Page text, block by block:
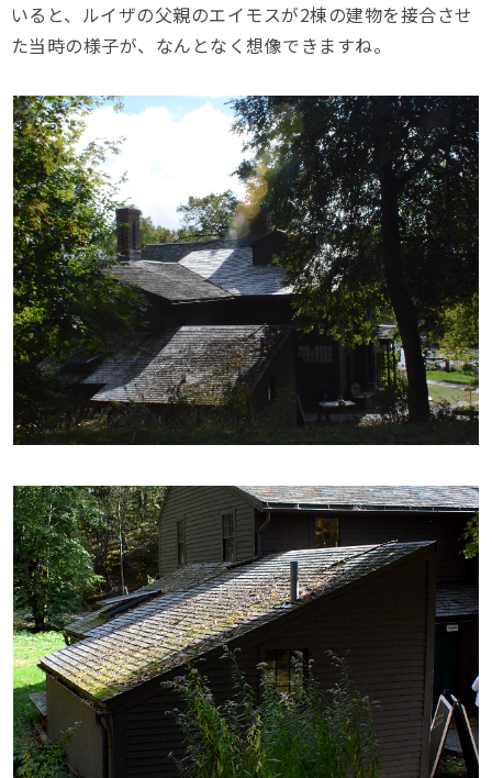
いると、ルイザの父親のエイモスが2棟の建物を接合させ
た当時の様子が、なんとなく想像できますね。